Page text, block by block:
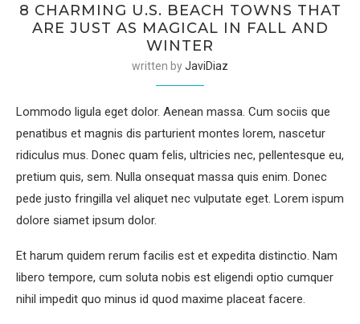
8 CHARMING U.S. BEACH TOWNS THAT
ARE JUST AS MAGICAL IN FALL AND
WINTER
written byJaviDiaz
Lommodo ligula eget dolor. Aenean massa. Cum sociis que
penatibus et magnis dis parturient montes lorem, nascetur
ridiculus mus. Donec quam felis, ultricies nec, pellentesque eu,
pretium quis, sem. Nulla onsequat massa quis enim. Donec
pede justo fringilla vel aliquet nec vulputate eget. Lorem ispum
dolore siamet ipsum dolor.
Et harum quidem rerum facilis est et expedita distinctio. Nam
libero tempore, cum soluta nobis est eligendi optio cumquer
nihil impedit quo minus id quod maxime placeat facere.